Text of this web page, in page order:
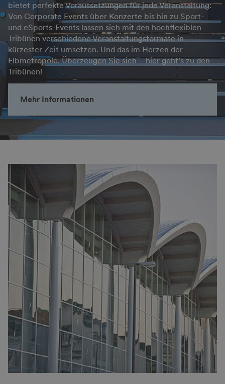
bietet perfekte Voraussetzungen für jede Veranstaltung:
Von Corporate Events über Konzerte bis hin zu Sport-
und eSports-Events lassen sich mit den hochflexiblen
Tribünen verschiedene Veranstaltungsformate in
kürzester Zeit umsetzen. Und das im Herzen der
Elbmetropole. Überzeugen Sie sich – hier geht’s zu den
Tribünen!
Mehr Informationen